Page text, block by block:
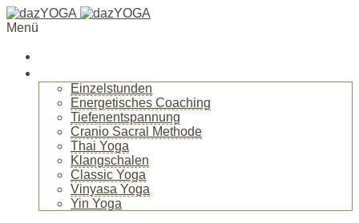
Menü
Einzelstunden
Energetisches Coaching
Tiefenentspannung
Cranio Sacral Methode
Thai Yoga
Klangschalen
Classic Yoga
Vinyasa Yoga
Yin Yoga